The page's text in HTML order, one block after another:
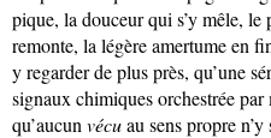
pique, la douceur qui s’y mêle,
remonte, la légère amertume en
y regarder de plus près, qu’une
signaux chimiques orchestrée par
qu’aucun vécuau sens propre